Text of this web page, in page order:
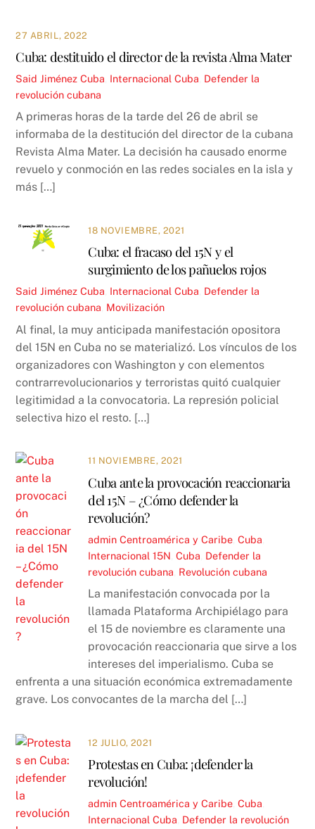
27 ABRIL, 2022
Cuba: destituido el director de la revista Alma Mater
Said Jiménez Cuba Internacional Cuba Defender la
revolución cubana
A primeras horas de la tarde del 26 de abril se
informaba de la destitución del director de la cubana
Revista Alma Mater. La decisión ha causado enorme
revuelo y conmoción en las redes sociales en la isla y
más […]
18 NOVIEMBRE, 2021
Cuba: el fracaso del 15N y el
surgimiento de los pañuelos rojos
Said Jiménez Cuba Internacional Cuba Defender la
revolución cubana Movilización
Al final, la muy anticipada manifestación opositora
del 15N en Cuba no se materializó. Los vínculos de los
organizadores con Washington y con elementos
contrarrevolucionarios y terroristas quitó cualquier
legitimidad a la convocatoria. La represión policial
selectiva hizo el resto. […]
11 NOVIEMBRE, 2021
Cuba ante la provocación reaccionaria
del 15N – ¿Cómo defender la
revolución?
admin Centroamérica y Caribe ,Cuba
Internacional 15N ,Cuba Defender la
revolución cubana Revolución cubana
La manifestación convocada por la
llamada Plataforma Archipiélago para
el 15 de noviembre es claramente una
provocación reaccionaria que sirve a los
intereses del imperialismo. Cuba se
enfrenta a una situación económica extremadamente
grave. Los convocantes de la marcha del […]
12 JULIO, 2021
Protestas en Cuba: ¡defender la
revolución!
admin Centroamérica y Caribe ,Cuba
Internacional Cuba Defender la revolución